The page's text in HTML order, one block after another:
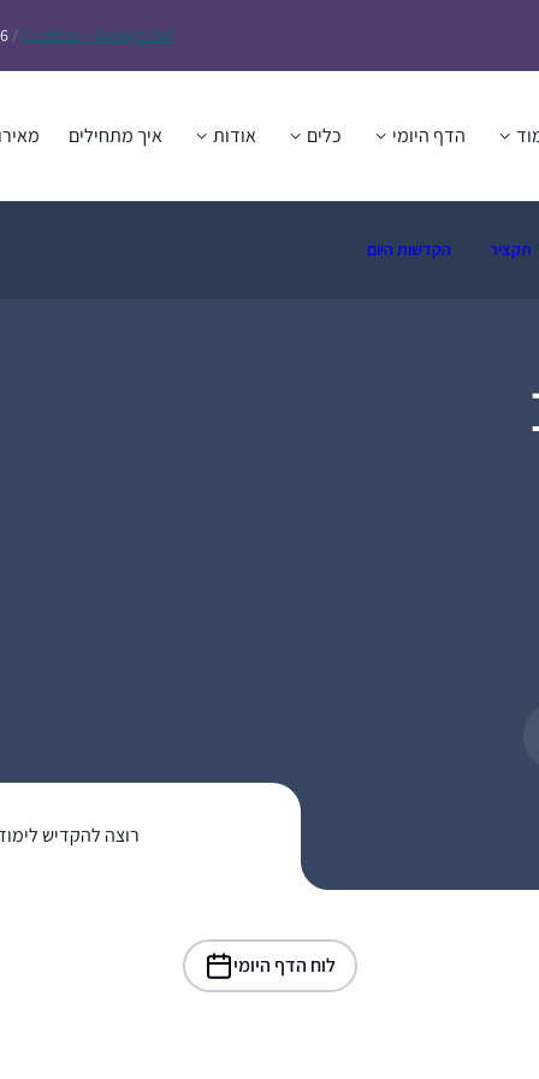
Today’s Daf – זבחים נ״ו /
הדף היומי כלים אודות איך מתחילים
תקציר הקדשות היום
רוצה להקדיש
לוח הדף היומי